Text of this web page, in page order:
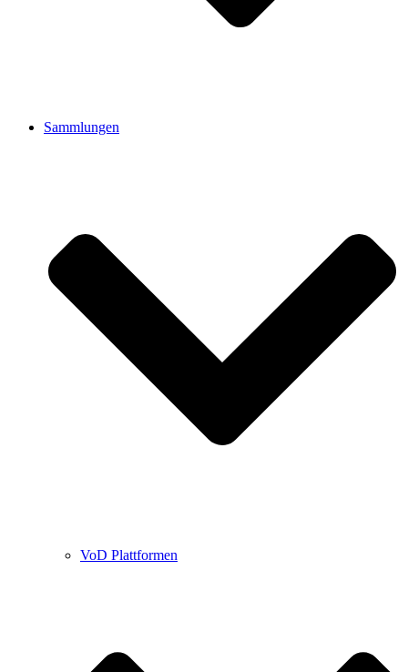
Sammlungen
VoD Plattformen